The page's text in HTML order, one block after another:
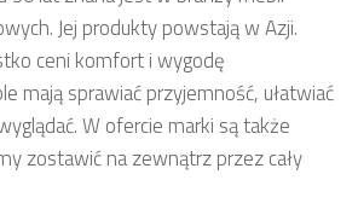
Jej produkty powstają w Azji.
ceni komfort i wygodę
mają sprawiać przyjemność, ułatwiać
W ofercie marki są także
zostawić na zewnątrz przez cały